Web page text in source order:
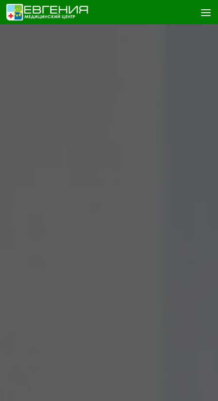
Skip to content